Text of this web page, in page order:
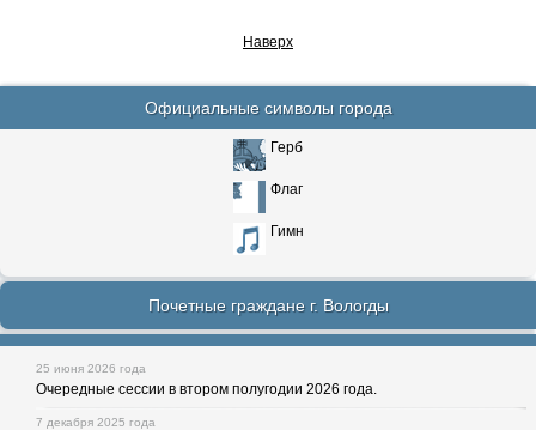
Наверх
Официальные символы города
Герб
Флаг
Гимн
Почетные граждане г. Вологды
25 июня 2026 года
Очередные сессии в втором полугодии 2026 года.
7 декабря 2025 года